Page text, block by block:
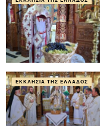
ΕΚΚΛΗΣΊΑ ΤΗΣ ΕΛΛΆΔΟΣ